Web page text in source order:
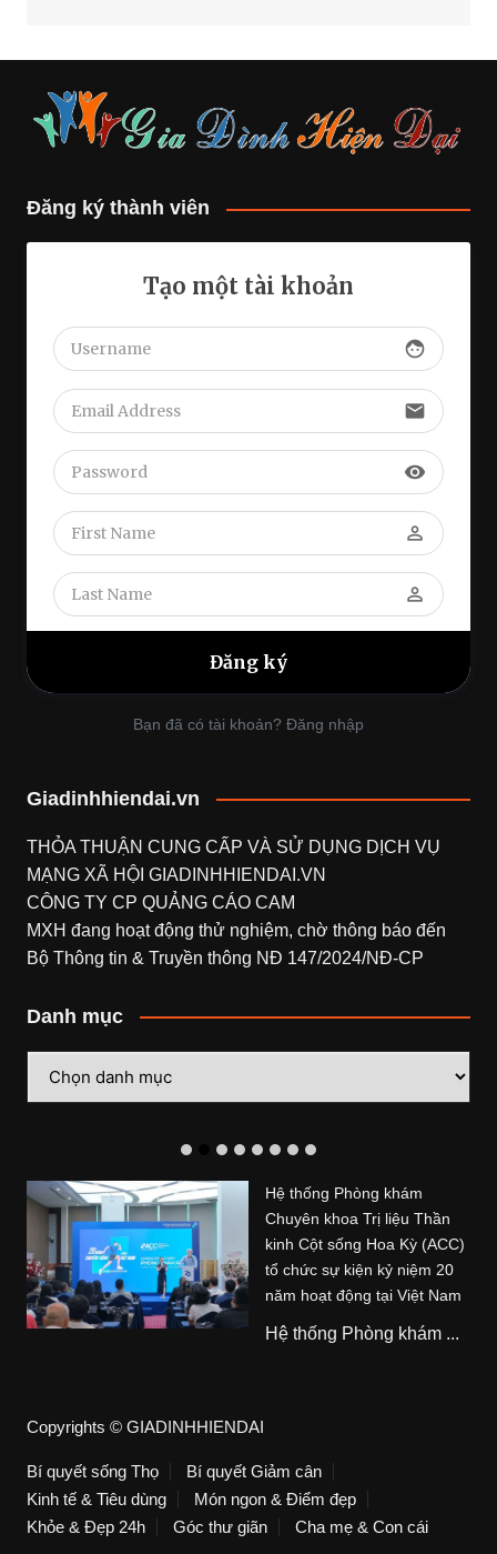
Đăng ký thành viên
Tạo một tài khoản
face
email
visibility
perm_identity
perm_identity
Bạn đã có tài khoản? Đăng nhập
Giadinhhiendai.vn
THỎA THUẬN CUNG CẤP VÀ SỬ DỤNG DỊCH VỤ
MẠNG XÃ HỘI GIADINHHIENDAI.VN
CÔNG TY CP QUẢNG CÁO CAM
MXH đang hoạt động thử nghiệm, chờ thông báo đến
Bộ Thông tin & Truyền thông NĐ 147/2024/NĐ-CP
Danh mục
mục
Hệ thống Phòng khám
Chuyên khoa Trị liệu Thần
kinh Cột sống Hoa Kỳ (ACC)
tổ chức sự kiện kỷ niệm 20
năm hoạt động tại Việt Nam
Hệ thống Phòng khám ...
Copyrights © GIADINHHIENDAI
Bí quyết sống Thọ
Bí quyết Giảm cân
Kinh tế & Tiêu dùng
Món ngon & Điểm đẹp
Khỏe & Đẹp 24h
Góc thư giãn Cha mẹ & Con cái